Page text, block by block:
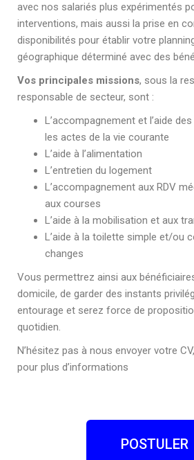
avec nos salariés plus expérimentés
interventions, mais aussi la prise en
disponibilités pour établir votre
géographique déterminé avec des
Vos principales missions, sous la
responsable de secteur, sont :
L’accompagnement et l’aide
les actes de la vie courante
L’aide à l’alimentation
L’entretien du logement
L’accompagnement aux RDV
aux courses
L’aide à la mobilisation et aux
L’aide à la toilette simple et/ou
changes
Vous permettrez ainsi aux
domicile, de garder des instants
entourage et serez force de
quotidien.
N’hésitez pas à nous envoyer votre
pour plus d’informations
POSTULER